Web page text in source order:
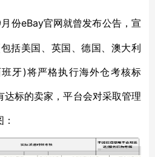
份eBay官网就曾发布公告，宣
括美国、英国、德国、澳大利
牙)将严格执行海外仓考核标
达标的卖家，平台会对采取管理